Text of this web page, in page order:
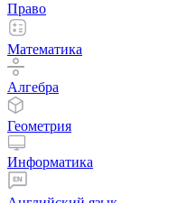
Право
Математика
Алгебра
Геометрия
Информатика